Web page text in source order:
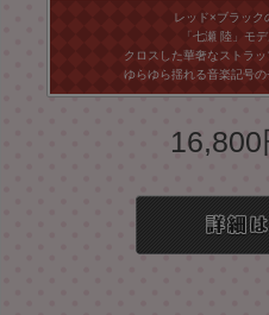
レッド×ブラック
「七瀬 陸」モ
クロスした華奢なストラッ
ゆらゆら揺れる音楽記号
16,800